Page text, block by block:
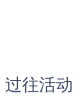
过往活动